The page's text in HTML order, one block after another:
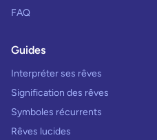
FAQ
Guides
Interpréter ses rêves
Signification des rêves
Symboles récurrents
Rêves lucides